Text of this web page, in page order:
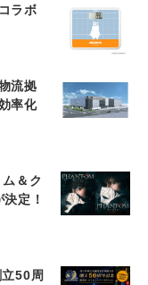
ラボ
流拠
率化
＆ク
定！
50周